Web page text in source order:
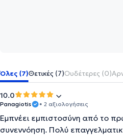
Όλες (7)Θετικές (7)Ουδέτερες (0)
10.0
Panagiotis • 2 αξιολογήσεις
Εμπνέει εμπιστοσύνη από το
συνεννόηση. Πολύ